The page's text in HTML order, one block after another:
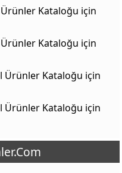
Kataloğu için
Kataloğu için
Ürünler Kataloğu için
Ürünler Kataloğu için